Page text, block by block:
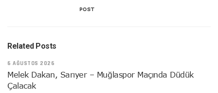
POST
Related Posts
6 AĞUSTOS 2026
Melek Dakan, Sarıyer – Muğlaspor Maçında Düdük
Çalacak